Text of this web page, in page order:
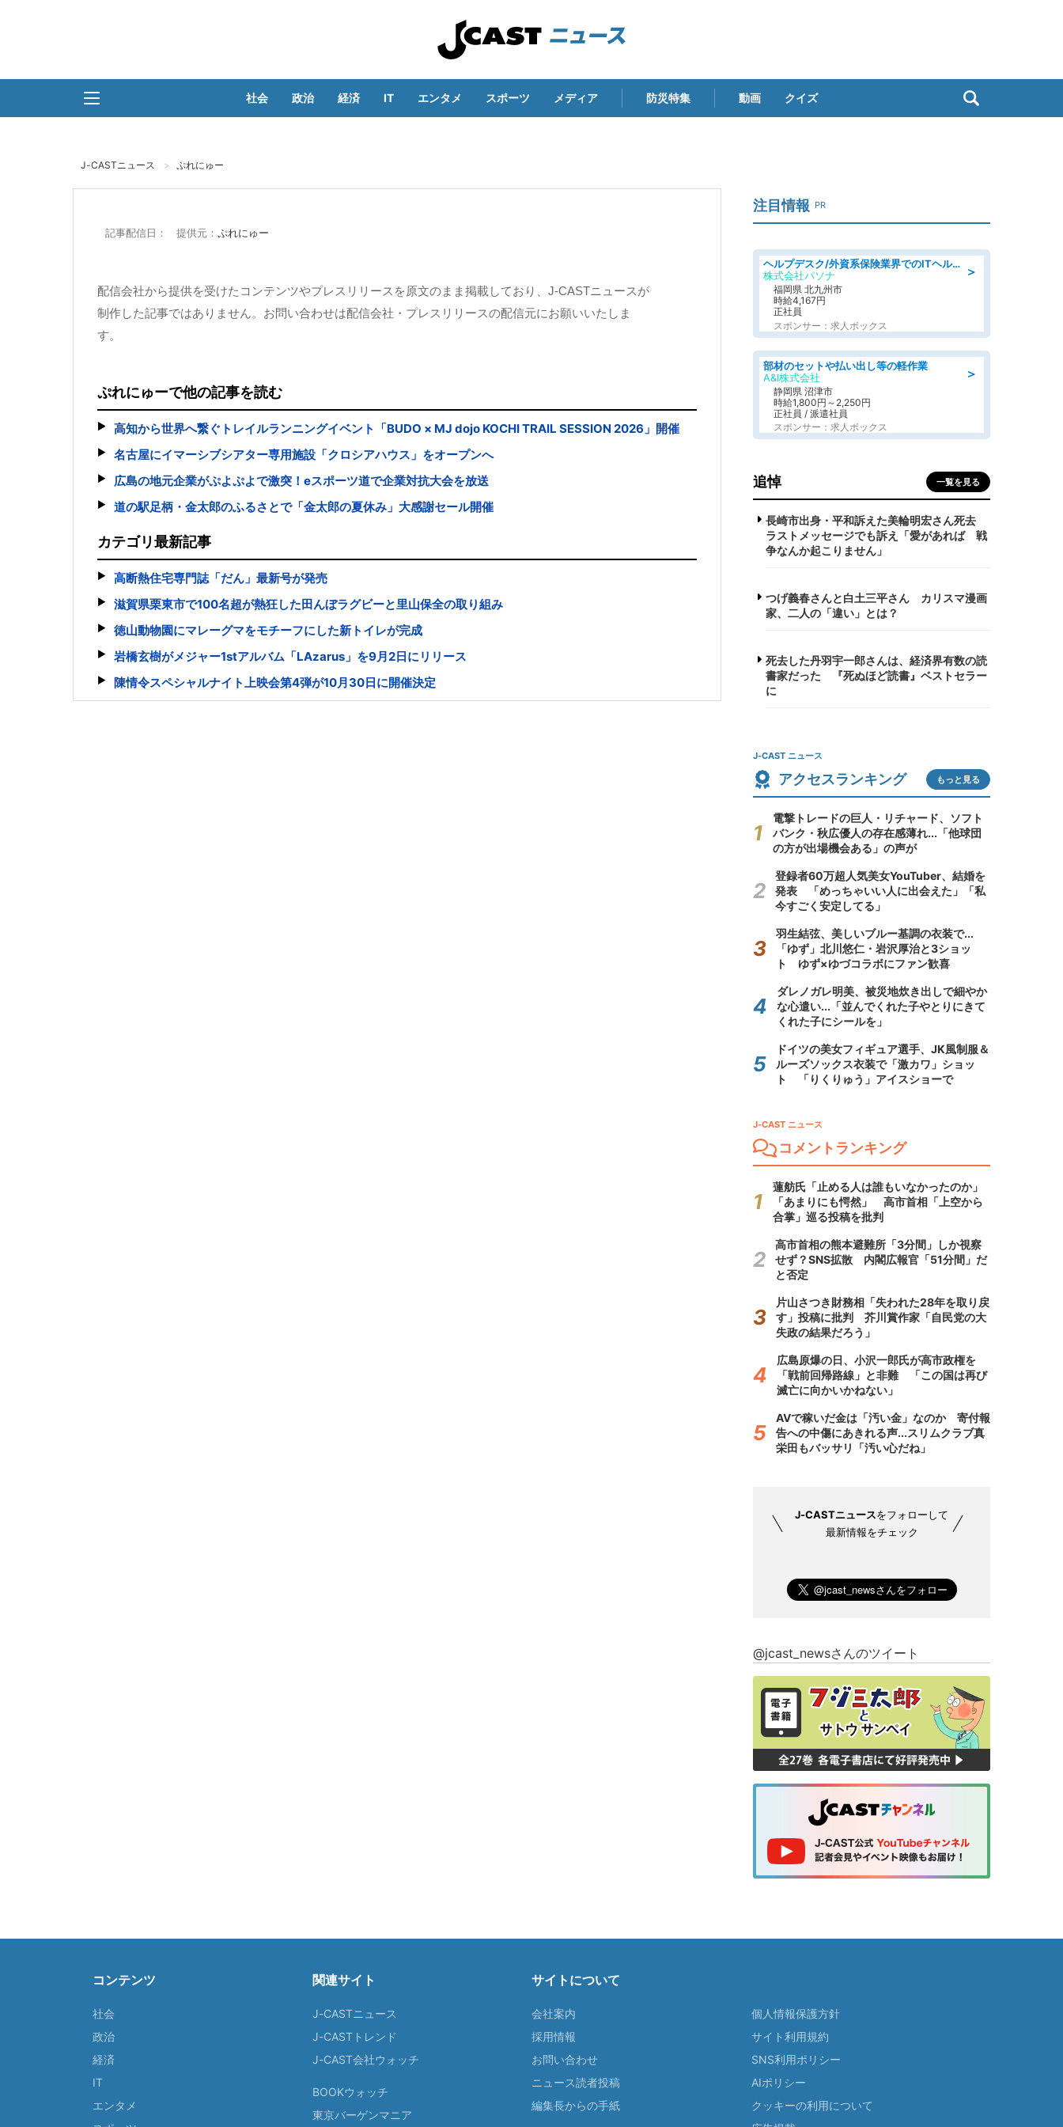
社会 政治 経済 IT エンタメ スポーツ メディア 防災特集 動画 クイズ
J-CASTニュース ぷれにゅー
記事配信日： 提供元： ぷれにゅー
配信会社から提供を受けたコンテンツやプレスリリースを原文のまま掲載しており、J-CASTニュースが
制作した記事ではありません。お問い合わせは配信会社・プレスリリースの配信元にお願いいたしま
す。
ぷれにゅーで他の記事を読む
高知から世界へ繋ぐトレイルランニングイベント「BUDO × MJ dojo KOCHI TRAIL SESSION 2026」開催
名古屋にイマーシブシアター専用施設「クロシアハウス」をオープンへ
広島の地元企業がぷよぷよで激突！eスポーツ道で企業対抗大会を放送
道の駅足柄・金太郎のふるさとで「金太郎の夏休み」大感謝セール開催
カテゴリ最新記事
高断熱住宅専門誌「だん」最新号が発売
滋賀県栗東市で100名超が熱狂した田んぼラグビーと里山保全の取り組み
徳山動物園にマレーグマをモチーフにした新トイレが完成
岩橋玄樹がメジャー1stアルバム「LAzarus」を9月2日にリリース
陳情令スペシャルナイト上映会第4弾が10月30日に開催決定
注目情報 PR
＞
ヘルプデスク/外資系保険業界でのITヘルプデスク業務/駅近/即日勤務可/ヘルプデスク
株式会社パソナ
福岡県 北九州市
時給4,167円
正社員
スポンサー：求人ボックス
＞
部材のセットや払い出し等の軽作業
A&I株式会社
静岡県 沼津市
時給1,800円～2,250円
正社員 / 派遣社員
スポンサー：求人ボックス
追悼 一覧を見る
長崎市出身・平和訴えた美輪明宏さん死去
ラストメッセージでも訴え「愛があれば 戦
争なんか起こりません」
つげ義春さんと白土三平さん カリスマ漫画
家、二人の「違い」とは？
死去した丹羽宇一郎さんは、経済界有数の読
書家だった 『死ぬほど読書』ベストセラー
に
J-CAST ニュース
アクセスランキング もっと見る
電撃トレードの巨人・リチャード、ソフト
バンク・秋広優人の存在感薄れ...「他球団
の方が出場機会ある」の声が
登録者60万超人気美女YouTuber、結婚を
発表 「めっちゃいい人に出会えた」「私
今すごく安定してる」
羽生結弦、美しいブルー基調の衣装で...
「ゆず」北川悠仁・岩沢厚治と3ショッ
ト ゆず×ゆづコラボにファン歓喜
ダレノガレ明美、被災地炊き出しで細やか
な心遣い...「並んでくれた子やとりにきて
くれた子にシールを」
ドイツの美女フィギュア選手、JK風制服＆
ルーズソックス衣装で「激カワ」ショッ
ト 「りくりゅう」アイスショーで
J-CAST ニュース
コメントランキング
蓮舫氏「止める人は誰もいなかったのか」
「あまりにも愕然」 高市首相「上空から
合掌」巡る投稿を批判
高市首相の熊本避難所「3分間」しか視察
せず？SNS拡散 内閣広報官「51分間」だ
と否定
片山さつき財務相「失われた28年を取り戻
す」投稿に批判 芥川賞作家「自民党の大
失政の結果だろう」
広島原爆の日、小沢一郎氏が高市政権を
「戦前回帰路線」と非難 「この国は再び
滅亡に向かいかねない」
AVで稼いだ金は「汚い金」なのか 寄付報
告への中傷にあきれる声...スリムクラブ真
栄田もバッサリ「汚い心だね」
J-CASTニュースをフォローして
最新情報をチェック
@jcast_newsさんのツイート
コンテンツ
社会
政治
経済
IT
エンタメ
関連サイト
J-CASTニュース
J-CASTトレンド
J-CAST会社ウォッチ
BOOKウォッチ
東京バーゲンマニア
サイトについて
会社案内
採用情報
お問い合わせ
ニュース読者投稿
編集長からの手紙
個人情報保護方針
サイト利用規約
SNS利用ポリシー
AIポリシー
クッキーの利用について